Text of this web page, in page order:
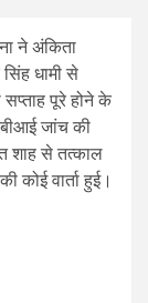
ने अंकिता
धामी से
सप्ताह पूरे होने के
जांच की
शाह से तत्काल
कोई वार्ता हुई।